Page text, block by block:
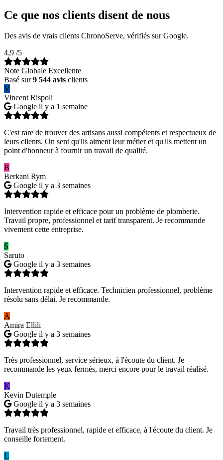
Ce que nos clients disent de nous
Des avis de vrais clients ChronoServe, vérifiés sur Google.
4,9 /5
Note Globale Excellente
Basé sur9 544 avis clients
V
Vincent Rispoli
Google il y a 1 semaine
C'est rare de trouver des artisans aussi compétents et respectueux de
leurs clients. On sent qu'ils aiment leur métier et qu'ils mettent un
point d'honneur à fournir un travail de qualité.
B
Berkani Rym
Google il y a 3 semaines
Intervention rapide et efficace pour un problème de plomberie.
Travail propre, professionnel et tarif transparent. Je recommande
vivement cette entreprise.
S
Saruto
Google il y a 3 semaines
Intervention rapide et efficace. Technicien professionnel, problème
résolu sans délai. Je recommande.
A
Amira Ellili
Google il y a 3 semaines
Très professionnel, service sérieux, à l'écoute du client. Je
recommande les yeux fermés, merci encore pour le travail réalisé.
K
Kevin Dutemple
Google il y a 3 semaines
Travail très professionnel, rapide et efficace, à l'écoute du client. Je
conseille fortement.
L